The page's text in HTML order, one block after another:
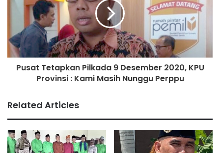
selesai, pelaku juga udah aman di rumah ibunya,” urai Ipda
Kusnadi. (***)
Muhamad Usman
Pusat Tetapkan Pilkada 9 Desember 2020, KPU
Provinsi : Kami Masih Nunggu Perppu
Related Articles